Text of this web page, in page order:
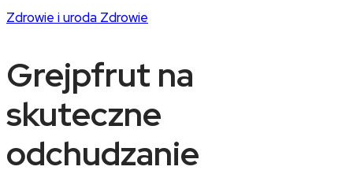
Zdrowie i uroda Zdrowie
Grejpfrut na
skuteczne
odchudzanie